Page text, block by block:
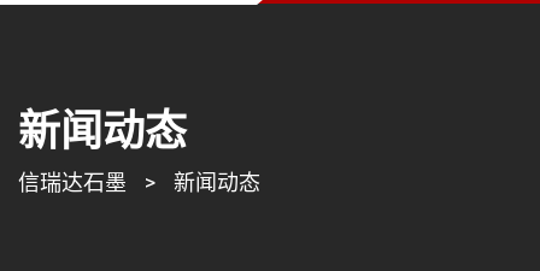
新闻动态
信瑞达石墨 > 新闻动态